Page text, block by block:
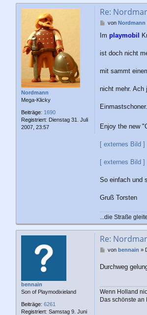
Nordmann
Mega-Klicky
Beiträge: 1690
Registriert: Dienstag 31. Juli
2007, 23:57
Re:
B
i
r
von Nordmann
Im playmobil
ist doch nicht
mit sammt
nicht mehr. Ach
Enjoy the new
[ externes Bild ]
[ externes Bild ]
So einfach und
Gruß Torsten
...die Straße
bennain
Son of Playmodixieland
Beiträge: 6261
Registriert: Samstag 9. Juni
Re:
B
a
g
von bennain »
Durchweg
Wenn Holland
Das schönste an